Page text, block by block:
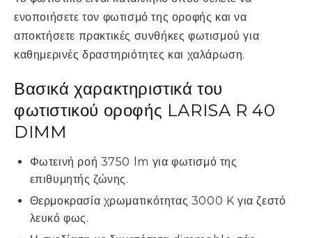
ενοποιήσετε τον φωτισμό της οροφής και να
αποκτήσετε πρακτικές συνθήκες φωτισμού για
καθημερινές δραστηριότητες και χαλάρωση.
Βασικά χαρακτηριστικά του
φωτιστικού οροφής LARISA R 40
DIMM
Φωτεινή ροή 3750 lm για φωτισμό της
επιθυμητής ζώνης.
Θερμοκρασία χρωματικότητας 3000 K για ζεστό
λευκό φως.